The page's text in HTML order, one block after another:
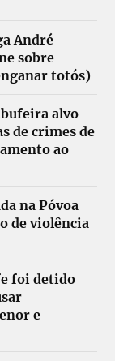
André
sobre
totós)
alvo
de crimes de
ao
na Póvoa
de violência
foi detido
e